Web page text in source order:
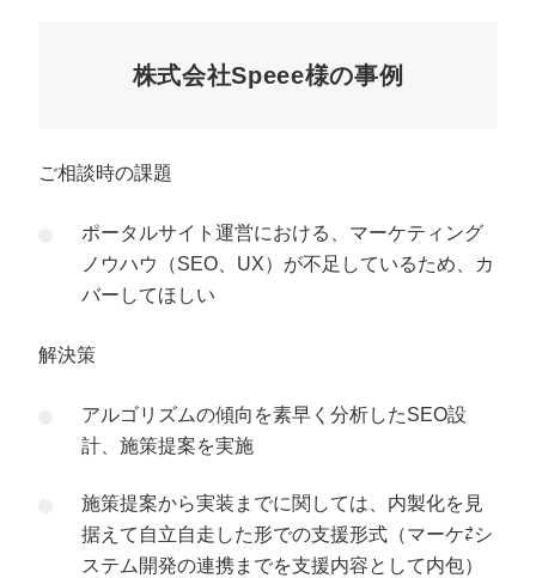
株式会社Speee様の事例
ご相談時の課題
ポータルサイト運営における、マーケティング
ノウハウ（SEO、UX）が不足しているため、カ
バーしてほしい
解決策
アルゴリズムの傾向を素早く分析したSEO設
計、施策提案を実施
施策提案から実装までに関しては、内製化を見
据えて自立自走した形での支援形式（マーケ⇄シ
ステム開発の連携までを支援内容として内包）